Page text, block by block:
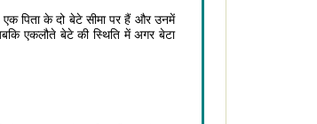
पिता के दो बेटे सीमा पर हैं और उनमें
एकलौते बेटे की स्थिति में अगर बेटा